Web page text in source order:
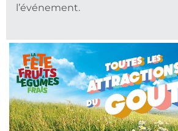
l’événement.